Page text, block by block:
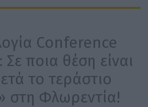
Conference
ποια θέση είναι
το τεράστιο
στη Φλωρεντία!